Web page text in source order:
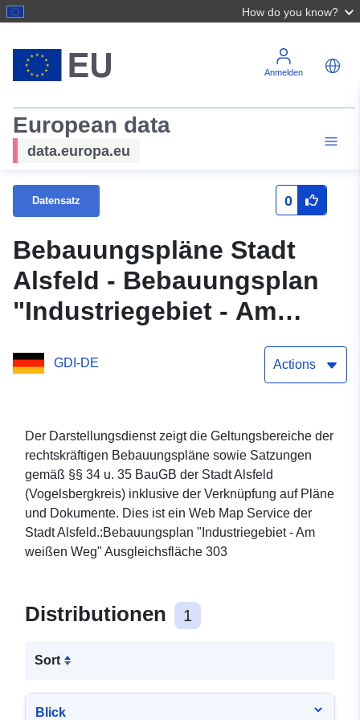
How do you know?
Anmelden
European data
data.europa.eu
Datensatz 0
Bebauungspläne Stadt
Alsfeld - Bebauungsplan
"Industriegebiet - Am
Ausgleichsfläche 303
GDI-DE Actions
Der Darstellungsdienst zeigt die Geltungsbereiche der
rechtskräftigen Bebauungspläne sowie Satzungen
gemäß §§ 34 u. 35 BauGB der Stadt Alsfeld
(Vogelsbergkreis) inklusive der Verknüpfung auf Pläne
und Dokumente. Dies ist ein Web Map Service der
Stadt Alsfeld.:Bebauungsplan "Industriegebiet - Am
weißen Weg" Ausgleichsfläche 303
Distributionen 1
Sort
Blick